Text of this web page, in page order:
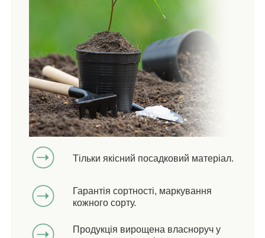
Тільки якісний посадковий матеріал.
Гарантія сортності, маркування
кожного сорту.
Продукція вирощена власноруч у